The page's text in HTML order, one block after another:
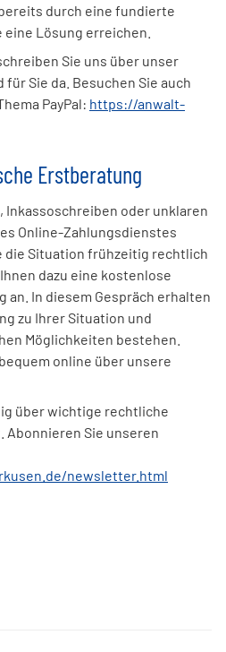
durch eine fundierte
Lösung erreichen.
Sie uns über unser
Sie da. Besuchen Sie auch
PayPal: https://anwalt-
Erstberatung
Inkassoschreiben oder unklaren
Online-Zahlungsdienstes
die Situation frühzeitig rechtlich
dazu eine kostenlose
In diesem Gespräch erhalten
zu Ihrer Situation und
Möglichkeiten bestehen.
online über unsere
über wichtige rechtliche
Sie unseren
newsletter.html